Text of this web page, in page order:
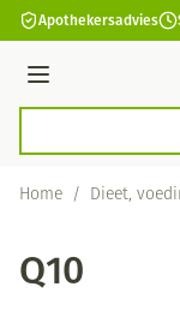
Ga naar de inhoud
Apothekersadvies
Menu
Home / Dieet,
Q10